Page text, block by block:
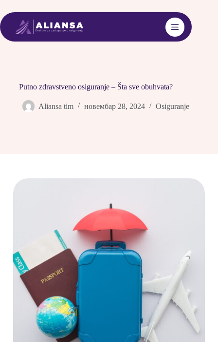
content
Putno zdravstveno osiguranje – Šta sve obuhvata?
Aliansa tim новембар 28, 2024 Osiguranje